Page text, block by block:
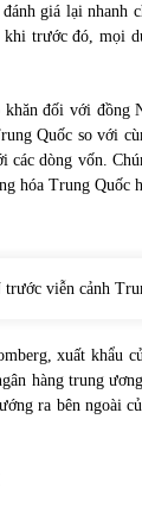
giá lại
trước đó, mọi
đối với đồng
Quốc so với
các dòng vốn.
hóa Trung
xuất khẩu
hàng trung
ra bên ngoài